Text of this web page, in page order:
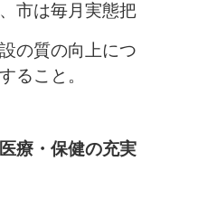
市は毎月実態把
の質の向上につ
ること。
療・保健の充実